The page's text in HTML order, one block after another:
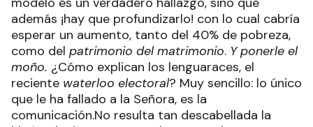
además ¡hay que profundizarlo! con lo cual cabría
esperar un aumento, tanto del 40% de pobreza,
como del patrimonio del matrimonio. Yponerle el
moño. ¿Cómo explican los lenguaraces, el
reciente waterloo electoral? Muy sencillo: lo único
que le ha fallado a la Señora, es la
comunicación.No resulta tan descabellada la